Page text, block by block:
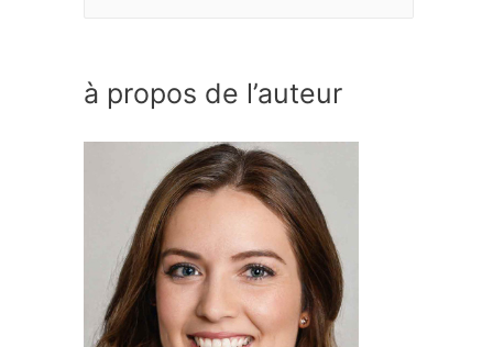
h
à propos de l’auteur